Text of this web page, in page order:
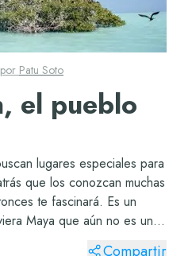
Patu Soto
el pueblo
lugares especiales para
que los conozcan muchas
te fascinará. Es un
Maya que aún no es un
Allen,...
Compartir